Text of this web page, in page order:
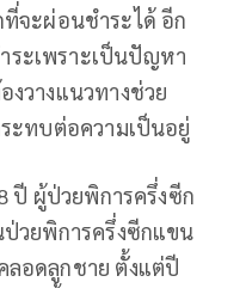
จะผ่อนชำระได้ อีก
ระเพราะเป็นปัญหา
งวางแนวทางช่วย
ะทบต่อความเป็นอยู่
ปี ผู้ป่วยพิการครึ่งซีก
วยพิการครึ่งซีกแขน
ลอดลูกชาย ตั้งแต่ปี